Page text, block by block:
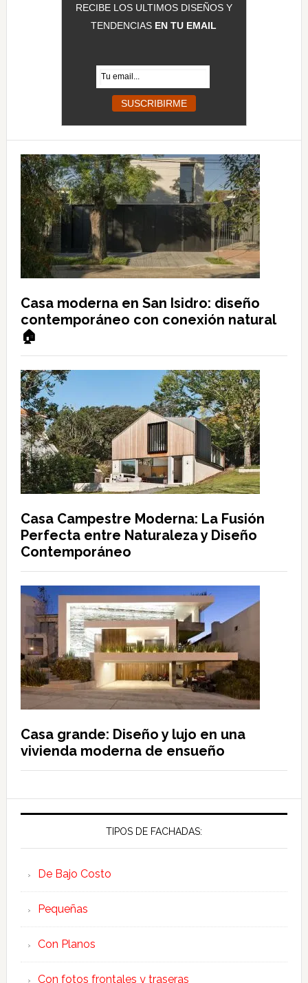
RECIBE LOS ULTIMOS DISEÑOS Y
TENDENCIAS EN TU EMAIL
Casa moderna en San Isidro: diseño
contemporáneo con conexión natural
🏠
Casa Campestre Moderna: La Fusión
Perfecta entre Naturaleza y Diseño
Contemporáneo
Casa grande: Diseño y lujo en una
vivienda moderna de ensueño
TIPOS DE FACHADAS:
De Bajo Costo
Pequeñas
Con Planos
Con fotos frontales y traseras